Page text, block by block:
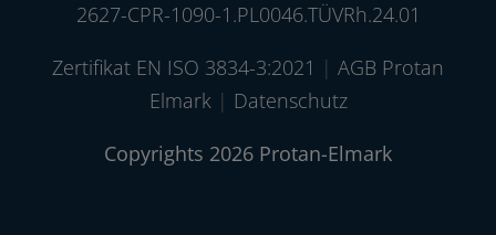
2627-CPR-1090-1.PL0046.TÜVRh.24.01
Zertifikat EN ISO 3834-3:2021 | AGB Protan
Elmark| Datenschutz
Copyrights 2026 Protan-Elmark